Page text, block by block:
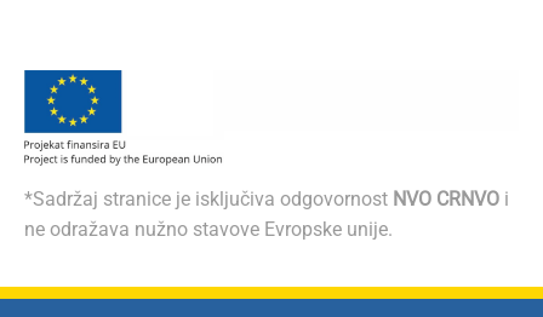
*Sadržaj stranice je isključiva odgovornost NVO CRNVO i
ne odražava nužno stavove Evropske unije.